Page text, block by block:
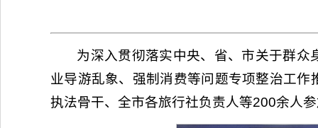
为深入贯彻落实中央、省、市关于群
业导游乱象、强制消费等问题专项整治工
执法骨干、全市各旅行社负责人等200余人